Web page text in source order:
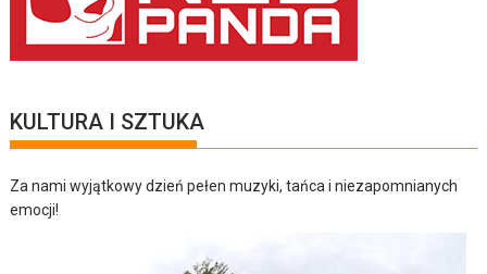
KULTURA I SZTUKA
Za nami wyjątkowy dzień pełen muzyki, tańca i niezapomnianych
emocji!